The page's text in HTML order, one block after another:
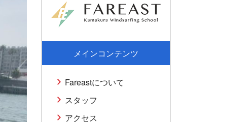
メインコンテンツ
Fareastについて
スタッフ
アクセス